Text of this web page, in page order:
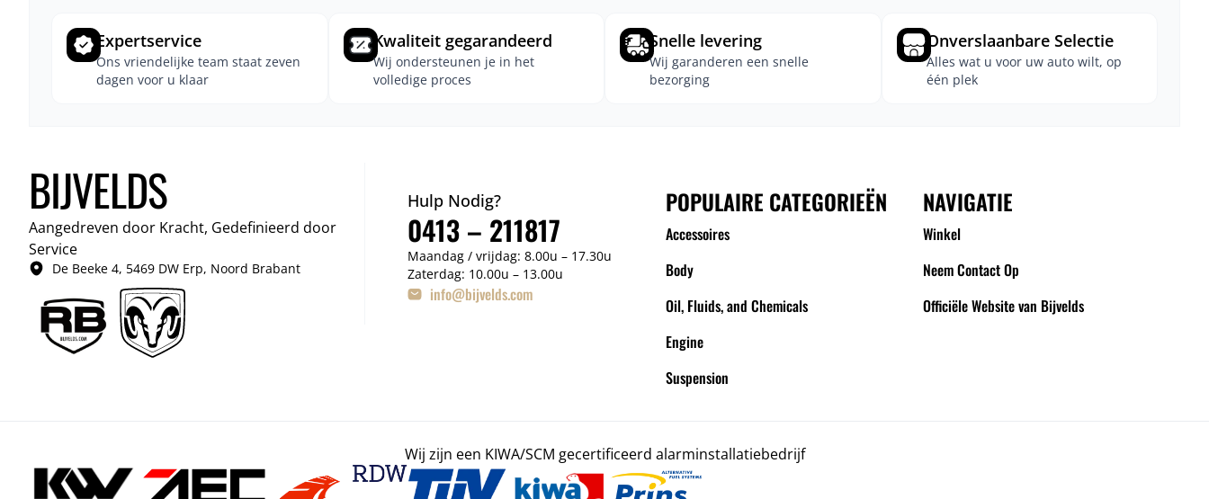
Expertservice
Ons vriendelijke team staat zeven
dagen voor u klaar
Kwaliteit gegarandeerd
Wij ondersteunen je in het
volledige proces
Snelle levering
Wij garanderen een snelle
bezorging
Onverslaanbare Selectie
Alles wat u voor uw auto wilt, op
één plek
BIJVELDS
Aangedreven door Kracht, Gedefinieerd door
Service
De Beeke 4, 5469 DW Erp, Noord Brabant
Hulp Nodig?
0413 – 211817
Maandag / vrijdag: 8.00u – 17.30u
Zaterdag: 10.00u – 13.00u
info@bijvelds.com
POPULAIRE CATEGORIEËN
Accessoires
Body
Oil, Fluids, and Chemicals
Engine
Suspension
NAVIGATIE
Winkel
Neem Contact Op
Officiële Website van Bijvelds
Wij zijn een KIWA/SCM gecertificeerd alarminstallatiebedrijf